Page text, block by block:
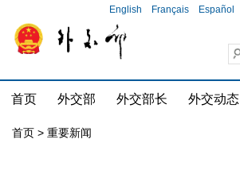
English Français Español
首页 外交部 外交部长 外交动态
首页 > 重要新闻